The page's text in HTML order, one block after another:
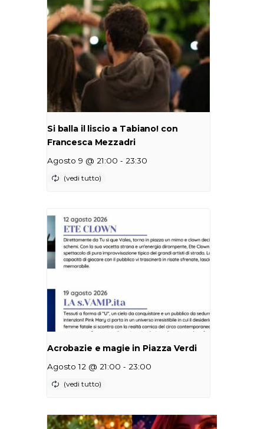
Si balla il liscio a Tabiano! con
Francesca Mezzadri
Agosto 9 @ 21:00 - 23:30
Acrobazie e magie in Piazza Verdi
Agosto 12 @ 21:00 - 23:00